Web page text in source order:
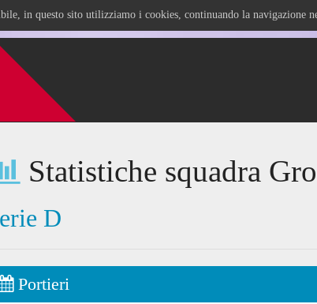
in questo sito utilizziamo i cookies, continuando la navigazione
Statistiche squadra
D
Portieri